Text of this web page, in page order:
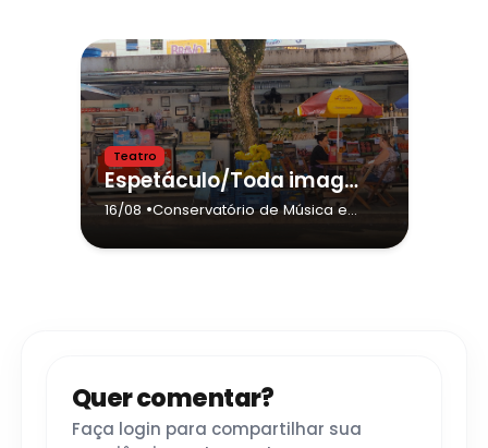
Teatro
Espetáculo/Toda imagem conta outra história
16/08 •Conservatório de Música e
de Tatuí (Sede)- Tatuí
Quer comentar?
Faça login para compartilhar sua